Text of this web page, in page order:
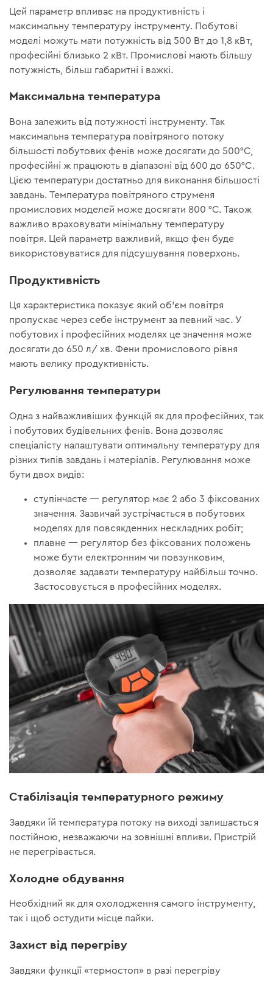
Цей параметр впливає на продуктивність і
максимальну температуру інструменту. Побутові
моделі можуть мати потужність від 500 Вт до 1,8 кВт,
професійні близько 2 кВт. Промислові мають більшу
потужність, більш габаритні і важкі.
Максимальна температура
Вона залежить від потужності інструменту. Так
максимальна температура повітряного потоку
більшості побутових фенів може досягати до 500°C,
професійні ж працюють в діапазоні від 600 до 650°C.
Цією температури достатньо для виконання більшості
завдань. Температура повітряного струменя
промислових моделей може досягати 800 °C. Також
важливо враховувати мінімальну температуру
повітря. Цей параметр важливий, якщо фен буде
використовуватися для підсушування поверхонь.
Продуктивність
Ця характеристика показує який об'єм повітря
пропускає через себе інструмент за певний час. У
побутових і професійних моделях це значення може
досягати до 650 л/ хв. Фени промислового рівня
мають велику продуктивність.
Регулювання температури
Одна з найважливіших функцій як для професійних, так
і побутових будівельних фенів. Вона дозволяє
спеціалісту налаштувати оптимальну температуру для
різних типів завдань і матеріалів. Регулювання може
бути двох видів:
ступінчасте — регулятор має 2 або 3 фіксованих
значення. Зазвичай зустрічається в побутових
моделях для повсякденних нескладних робіт;
плавне — регулятор без фіксованих положень
може бути електронним чи повзунковим,
дозволяє задавати температуру найбільш точно.
Застосовується в професійних моделях.
Стабілізація температурного режиму
Завдяки їй температура потоку на виході залишається
постійною, незважаючи на зовнішні впливи. Пристрій
не перегрівається.
Холодне обдування
Необхідний як для охолодження самого інструменту,
так і щоб остудити місце пайки.
Захист від перегріву
Завдяки функції «термостоп» в разі перегріву